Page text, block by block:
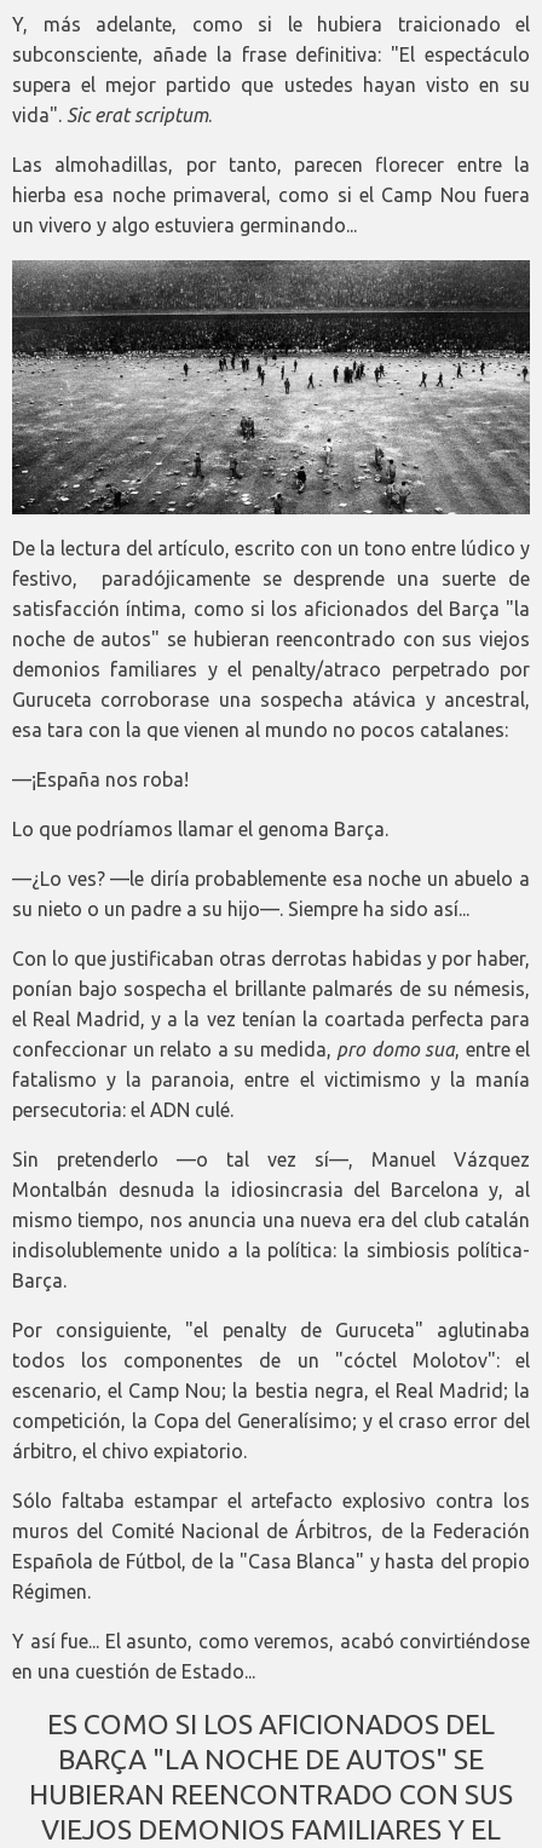
Y, más adelante, como si le hubiera traicionado el
subconsciente, añade la frase definitiva: "El espectáculo
supera el mejor partido que ustedes hayan visto en su
vida". Sic erat scriptum.
Las almohadillas, por tanto, parecen florecer entre la
hierba esa noche primaveral, como si el Camp Nou fuera
un vivero y algo estuviera germinando...
De la lectura del artículo, escrito con un tono entre lúdico y
festivo, paradójicamente se desprende una suerte de
satisfacción íntima, como si los aficionados del Barça "la
noche de autos" se hubieran reencontrado con sus viejos
demonios familiares y el penalty/atraco perpetrado por
Guruceta corroborase una sospecha atávica y ancestral,
esa tara con la que vienen al mundo no pocos catalanes:
—¡España nos roba!
Lo que podríamos llamar el genoma Barça.
—¿Lo ves? —le diría probablemente esa noche un abuelo a
su nieto o un padre a su hijo—. Siempre ha sido así...
Con lo que justificaban otras derrotas habidas y por haber,
ponían bajo sospecha el brillante palmarés de su némesis,
el Real Madrid, y a la vez tenían la coartada perfecta para
confeccionar un relato a su medida, pro domo sua, entre el
fatalismo y la paranoia, entre el victimismo y la manía
persecutoria: el ADN culé.
Sin pretenderlo —o tal vez sí—, Manuel Vázquez
Montalbán desnuda la idiosincrasia del Barcelona y, al
mismo tiempo, nos anuncia una nueva era del club catalán
indisolublemente unido a la política: la simbiosis política-
Barça.
Por consiguiente, "el penalty de Guruceta" aglutinaba
todos los componentes de un "cóctel Molotov": el
escenario, el Camp Nou; la bestia negra, el Real Madrid; la
competición, la Copa del Generalísimo; y el craso error del
árbitro, el chivo expiatorio.
Sólo faltaba estampar el artefacto explosivo contra los
muros del Comité Nacional de Árbitros, de la Federación
Española de Fútbol, de la "Casa Blanca" y hasta del propio
Régimen.
Y así fue... El asunto, como veremos, acabó convirtiéndose
en una cuestión de Estado...
ES COMO SI LOS AFICIONADOS DEL
BARÇA "LA NOCHE DE AUTOS" SE
HUBIERAN REENCONTRADO CON SUS
VIEJOS DEMONIOS FAMILIARES Y EL